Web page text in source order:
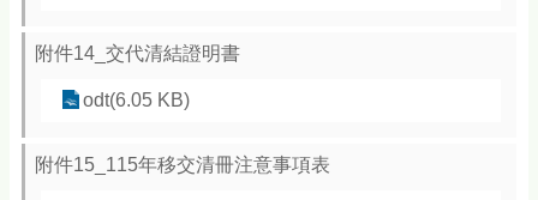
附件14_交代清結證明書
odt(6.05 KB)
附件15_115年移交清冊注意事項表